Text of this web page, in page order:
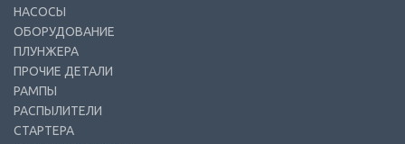
НАСОСЫ
ОБОРУДОВАНИЕ
ПЛУНЖЕРА
ПРОЧИЕ ДЕТАЛИ
РАМПЫ
РАСПЫЛИТЕЛИ
СТАРТЕРА